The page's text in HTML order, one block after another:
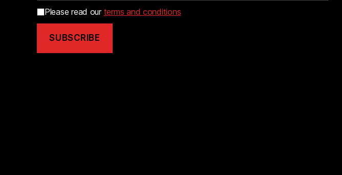
Please read our terms and conditions